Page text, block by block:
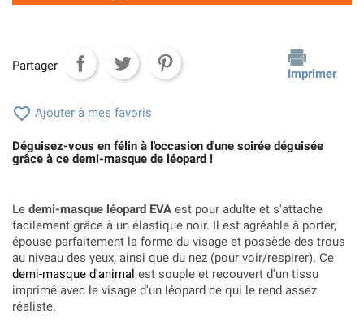
Partager
Imprimer
 Ajouter à mes favoris
Déguisez-vous en félin à l'occasion d'une soirée déguisée
grâce à ce demi-masque de léopard !
Le demi-masque léopard EVA est pour adulte et s'attache
facilement grâce à un élastique noir. Il est agréable à porter,
épouse parfaitement la forme du visage et possède des trous
au niveau des yeux, ainsi que du nez (pour voir/respirer). Ce
demi-masque d'animal est souple et recouvert d'un tissu
imprimé avec le visage d'un léopard ce qui le rend assez
réaliste.